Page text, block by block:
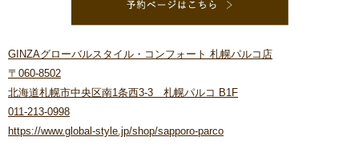
GINZAグローバルスタイル・コンフォート 札幌パルコ店
〒060-8502
北海道札幌市中央区南1条西3-3 札幌パルコ B1F
011-213-0998
https://www.global-style.jp/shop/sapporo-parco